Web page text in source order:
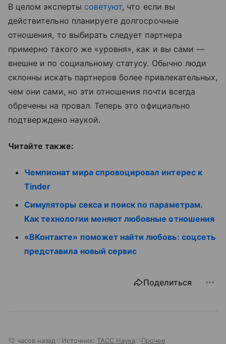
В целом эксперты советуют, что если вы
действительно планируете долгосрочные
отношения, то выбирать следует партнера
примерно такого же «уровня», как и вы сами —
внешне и по социальному статусу. Обычно люди
склонны искать партнеров более привлекательных,
чем они сами, но эти отношения почти всегда
обречены на провал. Теперь это официально
подтверждено наукой.
Читайте также:
Чемпионат мира спровоцировал интерес к
Tinder
Симуляторы секса и поиск по параметрам.
Как технологии меняют любовные отношения
«ВКонтакте» поможет найти любовь: соцсеть
представила новый сервис
Поделиться
12 часов назад Источник: ТАСС Наука Прочее